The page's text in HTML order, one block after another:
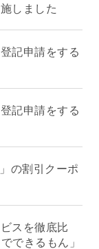
しました
記申請をする
記申請をする
の割引クーポ
スを徹底比
できるもん」